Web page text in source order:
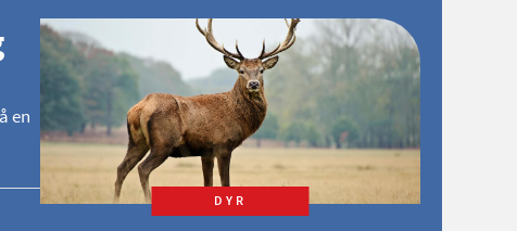
en
DYR